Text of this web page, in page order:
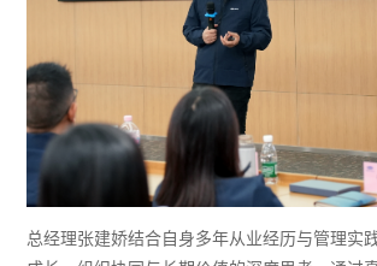
总经理张建娇结合自身多年从业经历与管理实